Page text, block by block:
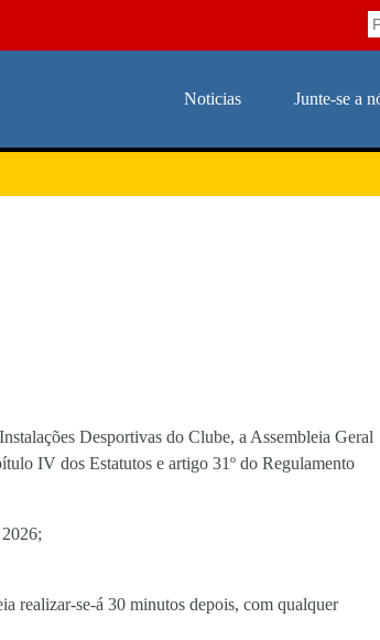
Noticias Junte-se a
Desportivas do Clube, a Assembleia Geral
IV dos Estatutos e artigo 31º do Regulamento
realizar-se-á 30 minutos depois, com qualquer